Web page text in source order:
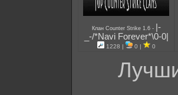
Клан Counter Strike 1.6 -
|-
_-/*Navi Forever*\0-0|
1228 | 0 | 0